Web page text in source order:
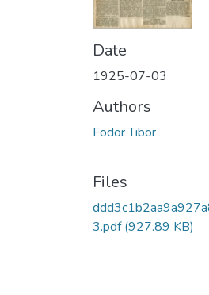
Date
1925-07-03
Authors
Fodor Tibor
Files
3.pdf(927.89 KB)